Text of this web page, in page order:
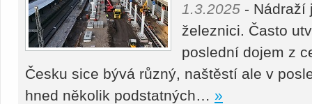
1.3.2025 - Nádraží
železnici. Často
poslední dojem z
Česku sice bývá různý, naštěstí ale v
hned několik podstatných… »